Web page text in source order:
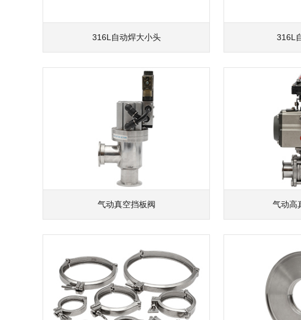
316L自动焊大小头 316L
气动真空挡板阀 气动高